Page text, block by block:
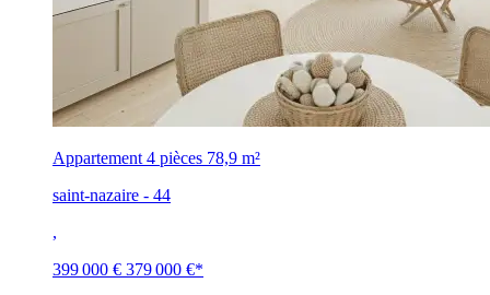
Appartement 4 pièces 78,9 m²
saint-nazaire - 44
,
399 000 € 379 000 €*